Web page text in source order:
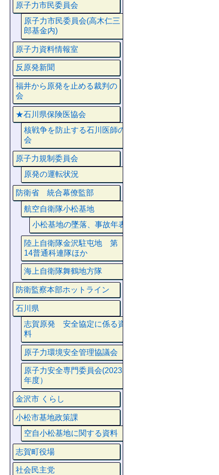
原子力市民委員会
原子力市民委員会(高木仁三
郎基金内)
原子力資料情報室
反原発新聞
福井から原発を止める裁判の
会
★石川県保険医協会
核戦争を防止する石川医師の
会
原子力規制委員会
原発の運転状況
防衛省 統合幕僚監部
航空自衛隊小松基地
小松基地の墜落、事故年表
陸上自衛隊金沢駐屯地 第
14普通科連隊ほか
海上自衛隊舞鶴地方隊
防衛監察本部ホットライン
石川県
志賀原発 安全協定に係る資
料
原子力環境安全管理協議会
原子力安全専門委員会(2023
年度）
金沢市 くらし
小松市基地政策課
空自小松基地に関する資料
志賀町役場
社会民主党